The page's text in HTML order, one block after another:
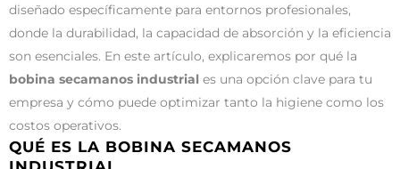
diseñado específicamente para entornos profesionales,
donde la durabilidad, la capacidad de absorción y la eficiencia
son esenciales. En este artículo, explicaremos por qué la
bobina secamanos industrial es una opción clave para tu
empresa y cómo puede optimizar tanto la higiene como los
costos operativos.
QUÉ ES LA BOBINA SECAMANOS